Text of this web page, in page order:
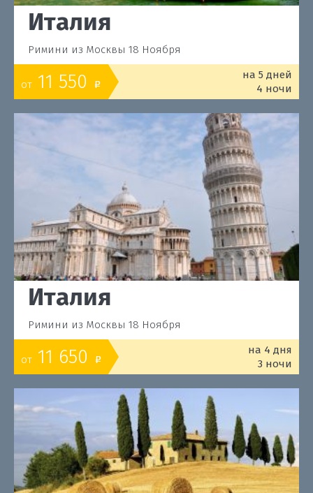
Италия
Римини из Москвы 18 Ноября
от 11 550 o
на 5 дней
4 ночи
Италия
Римини из Москвы 18 Ноября
от 11 650 o
на 4 дня
3 ночи